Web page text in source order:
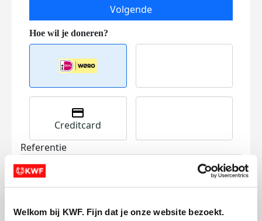
Welkom bij KWF. Fijn dat je onze website bezoekt.
Volgende
Creditcard
Referentie